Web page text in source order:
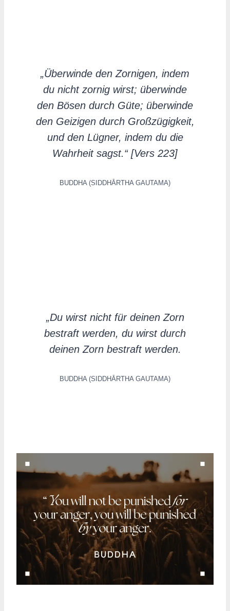
„Überwinde den Zornigen, indem
du nicht zornig wirst; überwinde
den Bösen durch Güte; überwinde
den Geizigen durch Großzügigkeit,
und den Lügner, indem du die
Wahrheit sagst.“ [Vers 223]
BUDDHA (SIDDHĀRTHA GAUTAMA)
„Du wirst nicht für deinen Zorn
bestraft werden, du wirst durch
deinen Zorn bestraft werden.
BUDDHA (SIDDHĀRTHA GAUTAMA)